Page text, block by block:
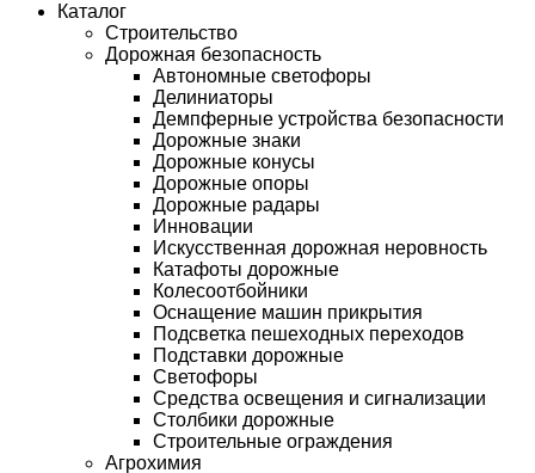
Каталог
Строительство
Дорожная безопасность
Автономные светофоры
Делиниаторы
Демпферные устройства безопасности
Дорожные знаки
Дорожные конусы
Дорожные опоры
Дорожные радары
Инновации
Искусственная дорожная неровность
Катафоты дорожные
Колесоотбойники
Оснащение машин прикрытия
Подсветка пешеходных переходов
Подставки дорожные
Светофоры
Средства освещения и сигнализации
Столбики дорожные
Строительные ограждения
Агрохимия